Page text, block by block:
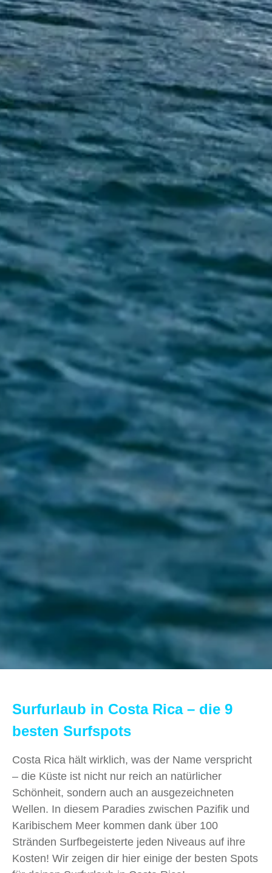
Surfurlaub in Costa Rica – die 9
besten Surfspots
Costa Rica hält wirklich, was der Name verspricht
– die Küste ist nicht nur reich an natürlicher
Schönheit, sondern auch an ausgezeichneten
Wellen. In diesem Paradies zwischen Pazifik und
Karibischem Meer kommen dank über 100
Stränden Surfbegeisterte jeden Niveaus auf ihre
Kosten! Wir zeigen dir hier einige der besten Spots